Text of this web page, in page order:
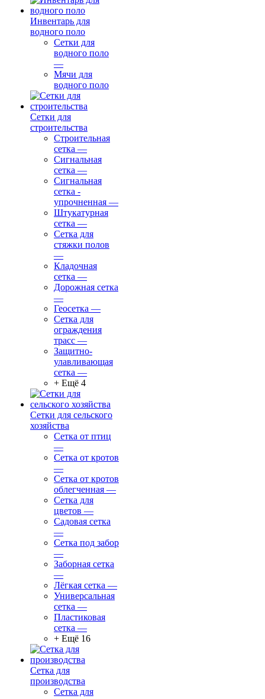
Инвентарь для
водного поло
Сетки для
водного поло
—
Мячи для
водного поло
Сетки для
строительства
Строительная
сетка —
Сигнальная
сетка —
Сигнальная
сетка -
упрочненная —
Штукатурная
сетка —
Сетка для
стяжки полов
—
Кладочная
сетка —
Дорожная сетка
—
Геосетка —
Сетка для
ограждения
трасс —
Защитно-
улавливающая
сетка —
+ Ещё 4
Сетки для сельского
хозяйства
Сетка от птиц
—
Сетка от кротов
—
Сетка от кротов
облегченная —
Сетка для
цветов —
Садовая сетка
—
Сетка под забор
—
Заборная сетка
—
Лёгкая сетка —
Универсальная
сетка —
Пластиковая
сетка —
+ Ещё 16
Сетка для
производства
Сетка для